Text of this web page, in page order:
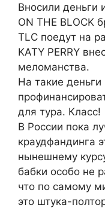
Вносили деньги
ON THE BLOCK
TLC поедут на
KATY PERRY
меломанства.
На такие
для тура. Класс!
В России пока
краудфандинга
нынешнему
бабки особо не
что по самому
это штука-